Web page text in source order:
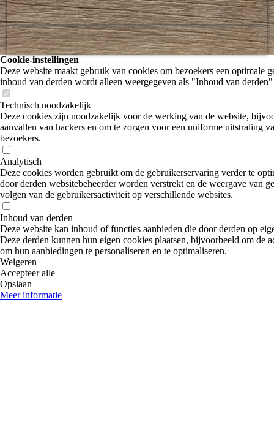
Cookie-instellingen
Deze website maakt gebruik van cookies om bezoekers een optimale
inhoud van derden wordt alleen weergegeven als "Inhoud van
Technisch noodzakelijk
Deze cookies zijn noodzakelijk voor de werking van de website,
aanvallen van hackers en om te zorgen voor een uniforme uitstraling
bezoekers.
Analytisch
Deze cookies worden gebruikt om de gebruikerservaring verder te
door derden websitebeheerder worden verstrekt en de weergave van
volgen van de gebruikersactiviteit op verschillende websites.
Inhoud van derden
Deze website kan inhoud of functies aanbieden die door derden op
Deze derden kunnen hun eigen cookies plaatsen, bijvoorbeeld om de
om hun aanbiedingen te personaliseren en te optimaliseren.
Weigeren
Accepteer alle
Opslaan
Meer informatie